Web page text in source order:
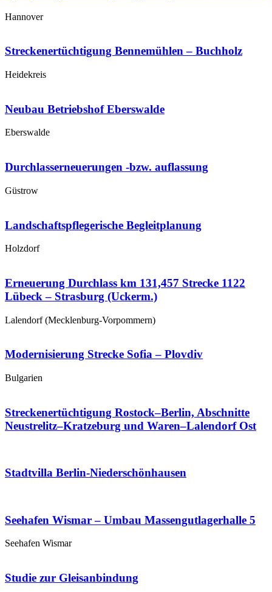
Hannover
Streckenertüchtigung Bennemühlen – Buchholz
Heidekreis
Neubau Betriebshof Eberswalde
Eberswalde
Durchlasserneuerungen -bzw. auflassung
Güstrow
Landschaftspflegerische Begleitplanung
Holzdorf
Erneuerung Durchlass km 131,457 Strecke 1122
Lübeck – Strasburg (Uckerm.)
Lalendorf (Mecklenburg-Vorpommern)
Modernisierung Strecke Sofia – Plovdiv
Bulgarien
Streckenertüchtigung Rostock–Berlin, Abschnitte
Neustrelitz–Kratzeburg und Waren–Lalendorf Ost
Stadtvilla Berlin-Niederschönhausen
Seehafen Wismar – Umbau Massengutlagerhalle 5
Seehafen Wismar
Studie zur Gleisanbindung